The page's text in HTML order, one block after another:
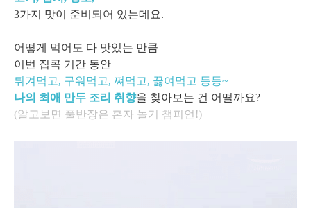
3가지 맛이 준비되 어 있는데요.
어떻게 먹어도 다 맛있는 만큼
이번 집콕 기간 동안
튀겨먹고, 구워먹고, 쪄먹고, 끓여먹고 등등~
나의 최애 만두 조리 취향을 찾아보는 건 어떨까요?
(알고보면 풀반장은 혼자 놀기 챔피언!)